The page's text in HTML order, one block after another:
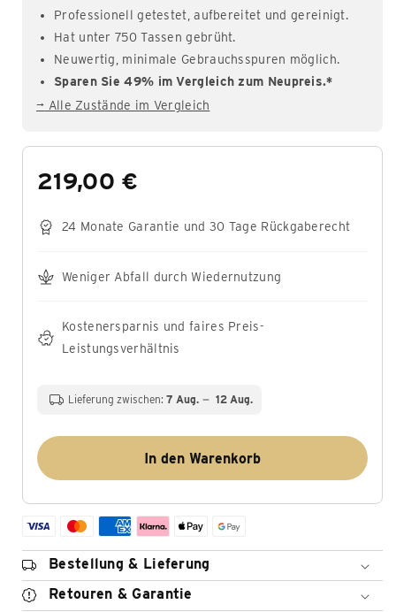
Professionell getestet, aufbereitet und gereinigt.
Hat unter 750 Tassen gebrüht.
Neuwertig, minimale Gebrauchsspuren möglich.
Sparen Sie 49% im Vergleich zum Neupreis.*
→ Alle Zustände im Vergleich
219,00 €
24 Monate Garantie und 30 Tage Rückgaberecht
Weniger Abfall durch Wiedernutzung
Kostenersparnis und faires Preis-
Leistungsverhältnis
Lieferung zwischen: 7 Aug. 12 Aug.
In den Warenkorb
Bestellung & Lieferung
Retouren & Garantie